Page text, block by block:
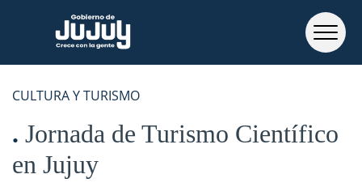
CULTURA Y TURISMO
Jornada de Turismo Científico
en Jujuy